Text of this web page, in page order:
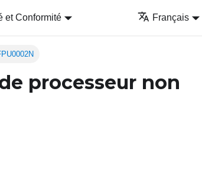
et Conformité Français
processeur non